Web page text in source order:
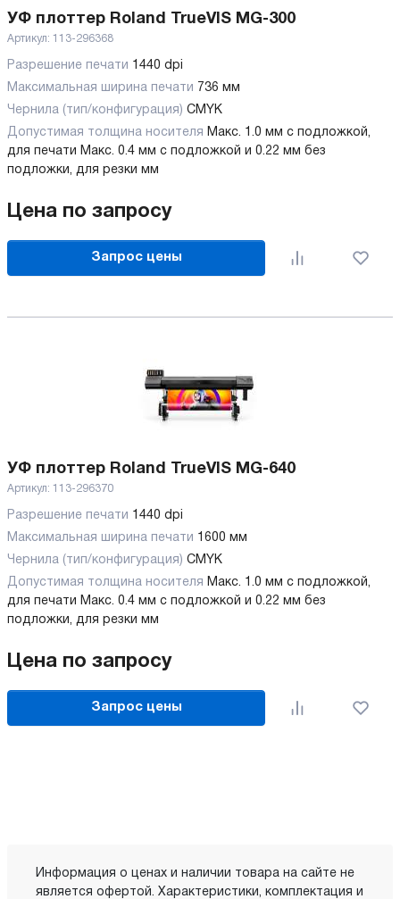
УФ плоттер Roland TrueVIS MG-300
Артикул: 113-296368
Разрешение печати 1440 dpi
Максимальная ширина печати 736 мм
Чернила (тип/конфигурация) CMYK
Допустимая толщина носителя Макс. 1.0 мм с подложкой,
для печати Макс. 0.4 мм с подложкой и 0.22 мм без
подложки, для резки мм
Цена по запросу
Запрос цены
УФ плоттер Roland TrueVIS MG-640
Артикул: 113-296370
Разрешение печати 1440 dpi
Максимальная ширина печати 1600 мм
Чернила (тип/конфигурация) CMYK
Допустимая толщина носителя Макс. 1.0 мм с подложкой,
для печати Макс. 0.4 мм с подложкой и 0.22 мм без
подложки, для резки мм
Цена по запросу
Запрос цены
Информация о ценах и наличии товара на сайте не
является офертой. Характеристики, комплектация и